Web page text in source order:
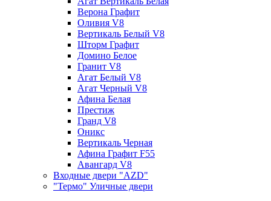
Верона Графит
Оливия V8
Вертикаль Белый V8
Шторм Графит
Домино Белое
Гранит V8
Агат Белый V8
Агат Черный V8
Афина Белая
Престиж
Гранд V8
Оникс
Вертикаль Черная
Афина Графит F55
Авангард V8
Входные двери "AZD"
"Термо" Уличные двери